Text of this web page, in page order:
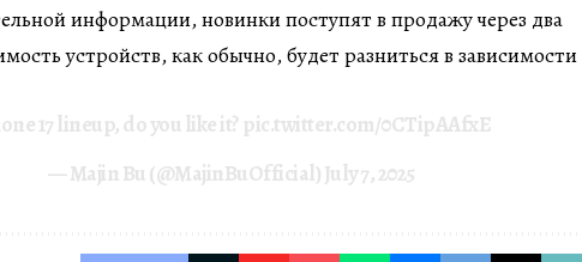
информации, новинки поступят в продажу через два
устройств, как обычно, будет разниться в зависимости
17 lineup, do you like it? pic.twitter.com/0CTipAAfxE
— Majin Bu (@MajinBuOfficial)July 7, 2025